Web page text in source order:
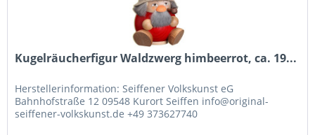
Kugelräucherfigur Waldzwerg himbeerrot, ca. 19...
Herstellerinformation: Seiffener Volkskunst eG
Bahnhofstraße 12 09548 Kurort Seiffen info@original-
seiffener-volkskunst.de +49 373627740